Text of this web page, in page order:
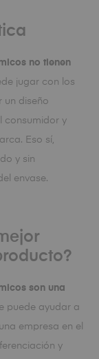
no tienen
jugar con los
un diseño
consumidor y
Eso sí,
y sin
envase.
son una
puede ayudar a
empresa en el
y